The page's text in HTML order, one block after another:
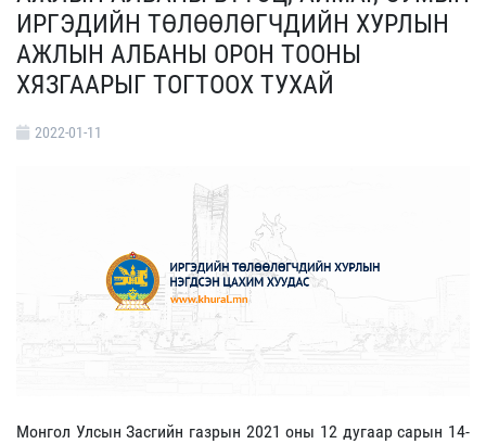
ИРГЭДИЙН ТӨЛӨӨЛӨГЧДИЙН ХУРЛЫН
АЖЛЫН АЛБАНЫ ОРОН ТООНЫ
ХЯЗГААРЫГ ТОГТООХ ТУХАЙ
2022-01-11
Монгол Улсын Засгийн газрын 2021 оны 12 дугаар сарын 14-